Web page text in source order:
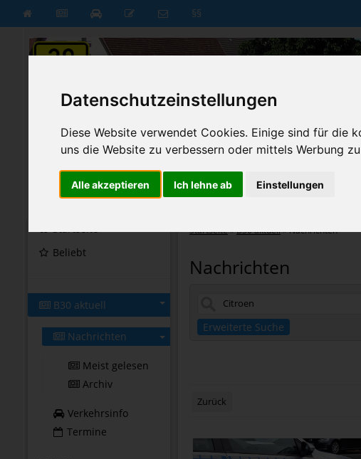
Datenschutzeinstellungen
Diese Website verwendet Cookies. Einige sind für die
uns die Website zu verbessern oder mittels Werbung
Alle akzeptieren Ich lehne ab Einstellungen
§§
B30 aktuell B30 neu
Startseite
Beliebt
B30 aktuell
Nachrichten
Meist gelesen
Archiv
Verkehrsinfo
Termine
Startseite»B30 aktuell»Nachrichten
Nachrichten
Erweiterte Suche
Zurück